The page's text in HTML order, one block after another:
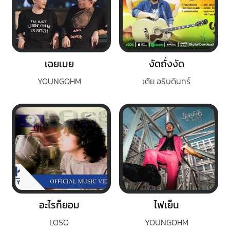
เฉยเมย
YOUNGOHM
งัดถั่งงัด
เต้ย อธิบดินทร์
อะไรก็ยอม
LOSO
ไฟเย็น
YOUNGOHM